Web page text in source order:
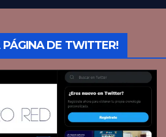
PÁGINA DE TWITTER!